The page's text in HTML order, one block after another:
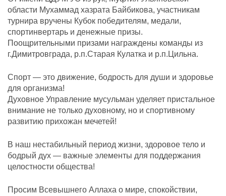
области Мухаммад хазрата Байбикова, участникам
турнира вручены Кубок победителям, медали,
спортинвертарь и денежные призы.
Поощрительными призами награждены команды из
г.Димитровграда, р.п.Старая Кулатка и р.п.Цильна.
Спорт — это движение, бодрость для души и здоровье
для организма!
Духовное Управление мусульман уделяет пристальное
внимание не только духовному, но и спортивному
развитию прихожан мечетей!
В наш нестабильный период жизни, здоровое тело и
бодрый дух — важные элементы для поддержания
целостности общества!
Просим Всевышнего Аллаха о мире, спокойствии,